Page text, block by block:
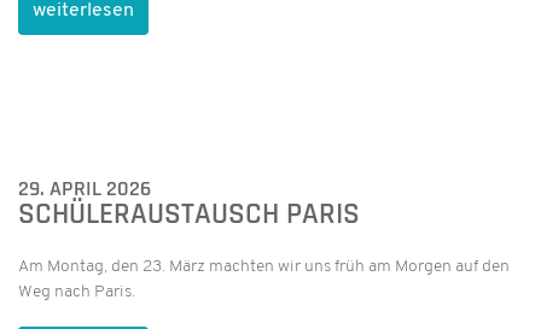
weiterlesen
29. APRIL 2026
SCHÜLERAUSTAUSCH PARIS
Am Montag, den 23. März machten wir uns früh am Morgen auf den
Weg nach Paris.